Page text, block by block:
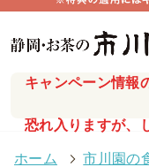
キャンペーン情報
恐れ入りますが、
ホーム > 市川園の